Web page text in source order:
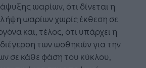
ωαρίων, ότι δίνεται η
ωαρίων χωρίς έκθεση σε
και, τέλος, ότι υπάρχει η
των ωοθηκών για την
σε κάθε φάση του κύκλου,